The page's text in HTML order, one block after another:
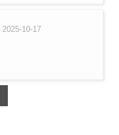
2025-10-17